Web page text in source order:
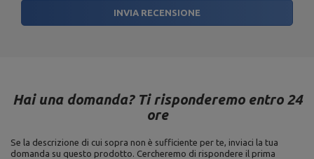
INVIA RECENSIONE
Hai una domanda? Ti risponderemo entro 24
ore
Se la descrizione di cui sopra non è sufficiente per te, inviaci la tua
domanda su questo prodotto. Cercheremo di rispondere il prima